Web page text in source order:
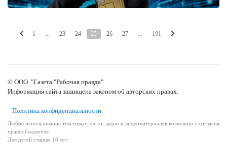
1 ... 23 24 25 26 27 ... 191
© ООО "Газета "Рабочая правда"
Информация сайта защищена законом об авторских правах.
Политика конфиденциальности
Любое использование текстовых, фото, аудио и видеоматериалов возможно с согласия
правообладателя.
Для детей старше 16 лет.